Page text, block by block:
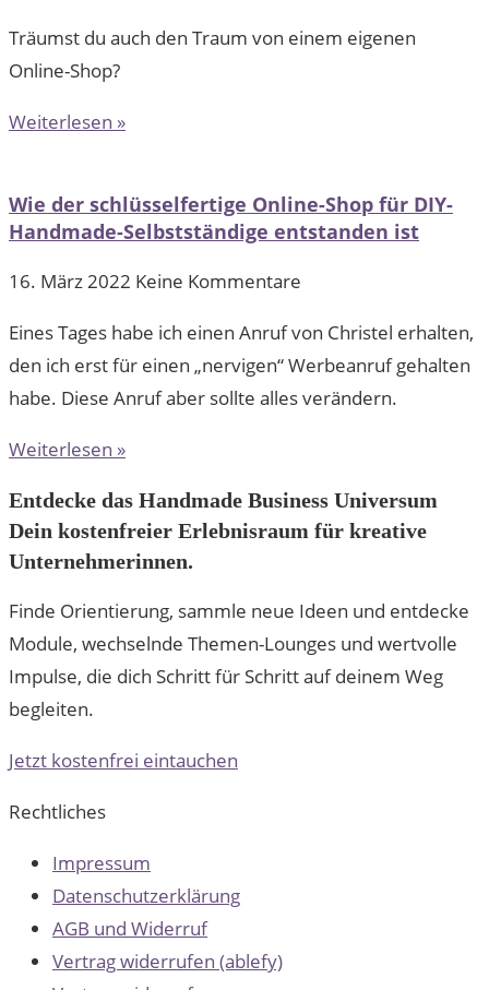
Träumst du auch den Traum von einem eigenen
Online-Shop?
Weiterlesen »
Wie der schlüsselfertige Online-Shop für DIY-
Handmade-Selbstständige entstanden ist
16. März 2022 Keine Kommentare
Eines Tages habe ich einen Anruf von Christel erhalten,
den ich erst für einen „nervigen“ Werbeanruf gehalten
habe. Diese Anruf aber sollte alles verändern.
Weiterlesen »
Entdecke das Handmade Business Universum
Dein kostenfreier Erlebnisraum für kreative
Unternehmerinnen.
Finde Orientierung, sammle neue Ideen und entdecke
Module, wechselnde Themen-Lounges und wertvolle
Impulse, die dich Schritt für Schritt auf deinem Weg
begleiten.
Jetzt kostenfrei eintauchen
Rechtliches
Impressum
Datenschutzerklärung
AGB und Widerruf
Vertrag widerrufen (ablefy)